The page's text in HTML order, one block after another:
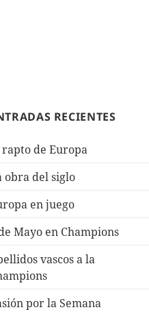
RECIENTES
rapto de Europa
obra del siglo
en juego
Mayo en Champions
vascos a la
por la Semana